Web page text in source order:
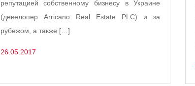
репутацией собственному бизнесу в Украине
(девелопер Arricano Real Estate PLC) и за
рубежом, а также […]
26.05.2017